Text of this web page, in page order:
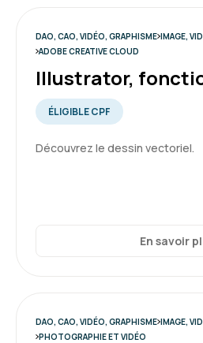
DAO, CAO, VIDÉO, GRAPHISME IMAGE,
ADOBE CREATIVE CLOUD
Illustrator,
ÉLIGIBLE CPF
Découvrez le dessin vectoriel.
En savoir
DAO, CAO, VIDÉO, GRAPHISME IMAGE,
PHOTOGRAPHIE ET VIDÉO